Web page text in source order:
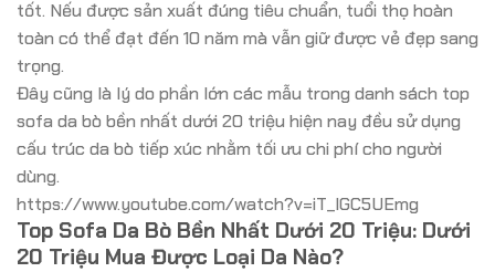
tốt. Nếu được sản xuất đúng tiêu chuẩn, tuổi thọ hoàn
toàn có thể đạt đến 10 năm mà vẫn giữ được vẻ đẹp sang
trọng.
Đây cũng là lý do phần lớn các mẫu trong danh sách top
sofa da bò bền nhất dưới 20 triệu hiện nay đều sử dụng
cấu trúc da bò tiếp xúc nhằm tối ưu chi phí cho người
dùng.
https://www.youtube.com/watch?v=iT_IGC5UEmg
Top Sofa Da Bò Bền Nhất Dưới 20 Triệu: Dưới
20 Triệu Mua Được Loại Da Nào?